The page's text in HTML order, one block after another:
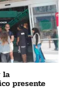
la
presente